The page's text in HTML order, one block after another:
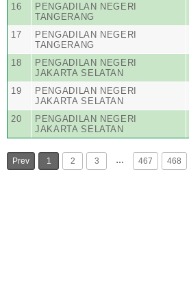
16
PENGADILAN NEGERI
TANGERANG
17
PENGADILAN NEGERI
TANGERANG
18
PENGADILAN NEGERI
JAKARTA SELATAN
19
PENGADILAN NEGERI
JAKARTA SELATAN
20
PENGADILAN NEGERI
JAKARTA SELATAN
Prev 1 2 3 … 467 468